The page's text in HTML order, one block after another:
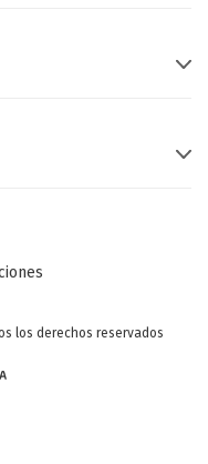
los derechos reservados